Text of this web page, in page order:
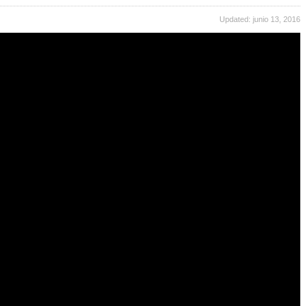
Updated: junio 13, 2016